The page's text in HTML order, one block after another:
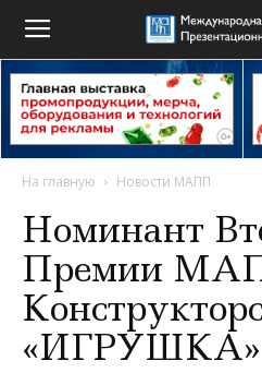
На главную Новости МАПП
Номинант
Премии
«ИГРУШКА»